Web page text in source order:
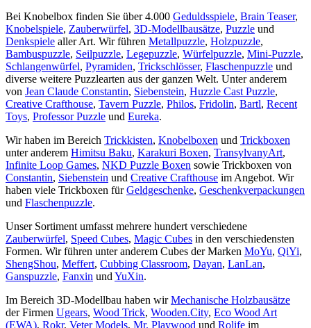
Bei Knobelbox finden Sie über 4.000 Geduldsspiele, Brain Teaser,
Knobelspiele, Zauberwürfel, 3D-Modellbausätze, Puzzle und
Denkspiele aller Art. Wir führen Metallpuzzle, Holzpuzzle,
Bambuspuzzle, Seilpuzzle, Legepuzzle, Würfelpuzzle, Mini-Puzzle,
Schlangenwürfel, Pyramiden, Trickschlösser, Flaschenpuzzle und
diverse weitere Puzzlearten aus der ganzen Welt. Unter anderem
von Jean Claude Constantin, Siebenstein, Huzzle Cast Puzzle,
Creative Crafthouse, Tavern Puzzle, Philos, Fridolin, Bartl, Recent
Toys, Professor Puzzle und Eureka.
Wir haben im Bereich Trickkisten, Knobelboxen und Trickboxen
unter anderem Himitsu Baku, Karakuri Boxen, TransylvanyArt,
Infinite Loop Games, NKD Puzzle Boxen sowie Trickboxen von
Constantin, Siebenstein und Creative Crafthouse im Angebot. Wir
haben viele Trickboxen fürGeldgeschenke, Geschenkverpackungen
und Flaschenpuzzle.
Unser Sortiment umfasst mehrere hundert verschiedene
Zauberwürfel, Speed Cubes, Magic Cubes in den verschiedensten
Formen. Wir führen unter anderem Cubes der Marken MoYu, QiYi,
ShengShou, Meffert, Cubbing Classroom, Dayan, LanLan,
Ganspuzzle, Fanxin und YuXin.
Im Bereich 3D-Modellbau haben wirMechanische Holzbausätze
der Firmen Ugears, Wood Trick, Wooden.City, Eco Wood Art
(EWA), Rokr, Veter Models, Mr. Playwood und Rolife im